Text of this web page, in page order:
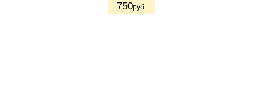
750руб.